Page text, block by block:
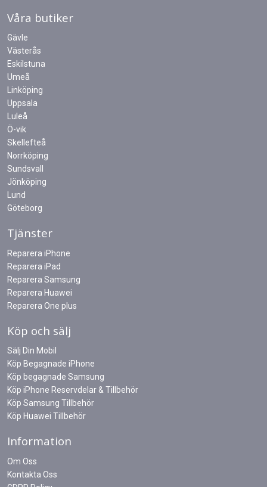
Våra butiker
Gävle
Västerås
Eskilstuna
Umeå
Linköping
Uppsala
Luleå
Ö-vik
Skellefteå
Norrköping
Sundsvall
Jönköping
Lund
Göteborg
Tjänster
Reparera iPhone
Reparera iPad
Reparera Samsung
Reparera Huawei
Reparera One plus
Köp och sälj
Sälj Din Mobil
Köp Begagnade iPhone
Köp begagnade Samsung
Köp iPhone Reservdelar & Tillbehör
Köp Samsung Tillbehör
Köp Huawei Tillbehör
Information
Om Oss
Kontakta Oss